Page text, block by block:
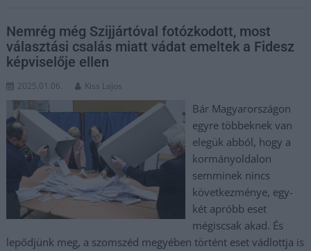
Nemrég még Szijjártóval fotózkodott, most
választási csalás miatt vádat emeltek a Fidesz
képviselője ellen
2025.01.06. Kiss Lajos
Bár Magyarországon
egyre többeknek van
elegük abból, hogy a
kormányoldalon
semminek nincs
következménye, egy-
két apróbb eset
mégiscsak akad. És
lepődjünk meg, a szomszéd megyében történt eset vádlottja is